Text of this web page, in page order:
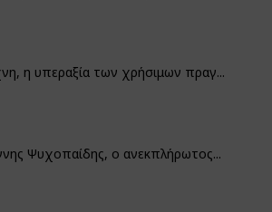
η υπεραξία των χρήσιμων πραγ...
Ψυχοπαίδης, ο ανεκπλήρωτος...